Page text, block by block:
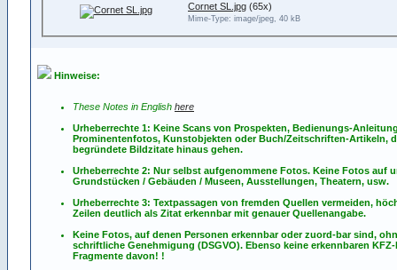
Cornet SL.jpg (65x)
Mime-Type: image/jpeg, 40 kB
Hinweise:
These Notes in English here
Urheberrechte 1: Keine Scans von Prospekten, Bedienungs-
Prominentenfotos, Kunstobjekten oder Buch/Zeitschriften-Artikeln,
begründete Bildzitate hinaus gehen.
Urheberrechte 2: Nur selbst aufgenommene Fotos. Keine Fotos auf
Grundstücken / Gebäuden / Museen, Ausstellungen, Theatern, usw.
Urheberrechte 3: Textpassagen von fremden Quellen vermeiden,
Zeilen deutlich als Zitat erkennbar mit genauer Quellenangabe.
Keine Fotos, auf denen Personen erkennbar oder zuord-bar sind,
schriftliche Genehmigung (DSGVO). Ebenso keine erkennbaren
Fragmente davon! !